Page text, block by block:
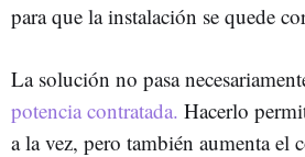
para que la instalación se quede
La solución no pasa
potencia contratada. Hacerlo
a la vez, pero también aumenta el